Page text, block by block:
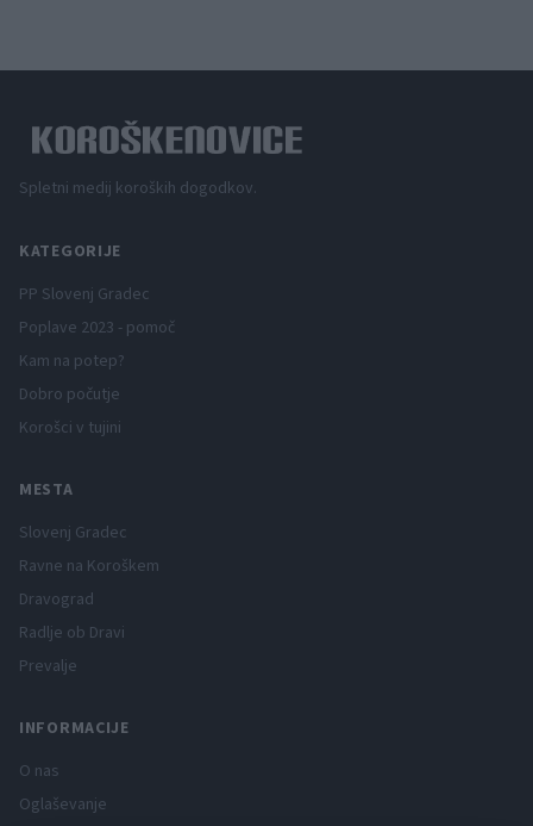
Spletni medij koroških dogodkov.
KATEGORIJE
PP Slovenj Gradec
Poplave 2023 - pomoč
Kam na potep?
Dobro počutje
Korošci v tujini
MESTA
Slovenj Gradec
Ravne na Koroškem
Dravograd
Radlje ob Dravi
Prevalje
INFORMACIJE
O nas
Oglaševanje